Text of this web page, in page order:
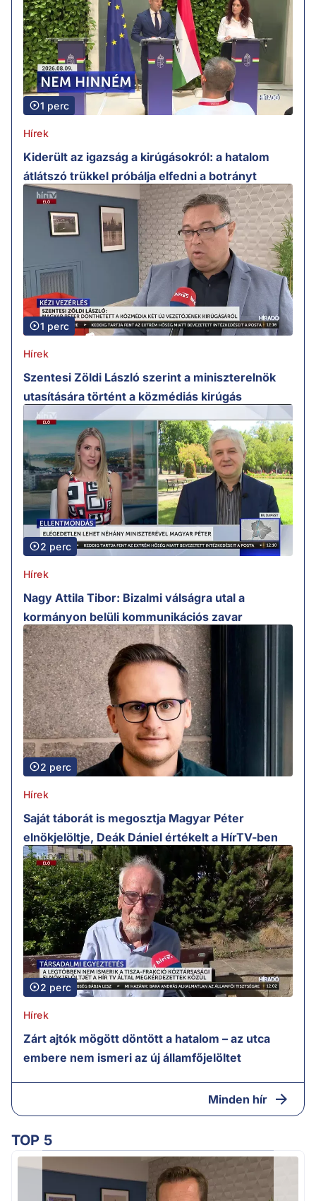
1 perc
Hírek
Kiderült az igazság a kirúgásokról: a hatalom
átlátszó trükkel próbálja elfedni a botrányt
1 perc
Hírek
Szentesi Zöldi László szerint a miniszterelnök
utasítására történt a közmédiás kirúgás
2 perc
Hírek
Nagy Attila Tibor: Bizalmi válságra utal a
kormányon belüli kommunikációs zavar
2 perc
Hírek
Saját táborát is megosztja Magyar Péter
elnökjelöltje, Deák Dániel értékelt a HírTV-ben
2 perc
Hírek
Zárt ajtók mögött döntött a hatalom – az utca
embere nem ismeri az új államfőjelöltet
Minden hír
TOP 5